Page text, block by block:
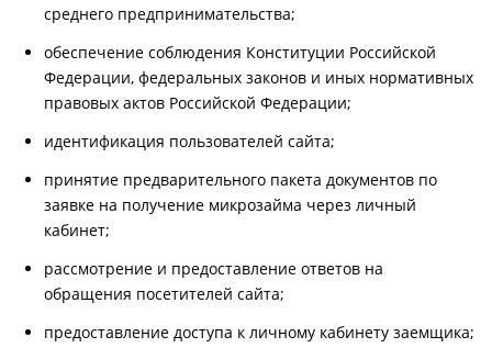
среднего предпринимательства;
обеспечение соблюдения Конституции Российской
Федерации, федеральных законов и иных нормативных
правовых актов Российской Федерации;
идентификация пользователей сайта;
принятие предварительного пакета документов по
заявке на получение микрозайма через личный
кабинет;
рассмотрение и предоставление ответов на
обращения посетителей сайта;
предоставление доступа к личному кабинету заемщика;